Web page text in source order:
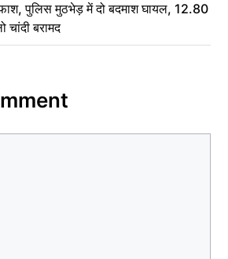
पुलिस मुठभेड़ में दो बदमाश घायल, 12.80
चांदी बरामद